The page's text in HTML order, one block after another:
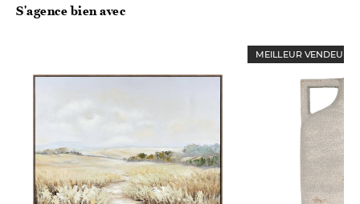
S'agence bien avec
MEILLEUR VENDEUR